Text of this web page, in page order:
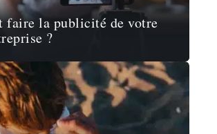
faire la publicité de votre
?